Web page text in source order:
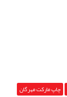
چاپ مارکت مهرگان